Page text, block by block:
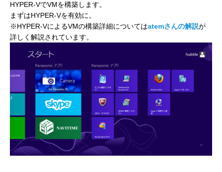
HYPER-VでVMを構築します。
まずはHYPER-Vを有効に。
※HYPER-VによるVMの構築詳細についてはatemさんの解説が
詳しく解説されています。